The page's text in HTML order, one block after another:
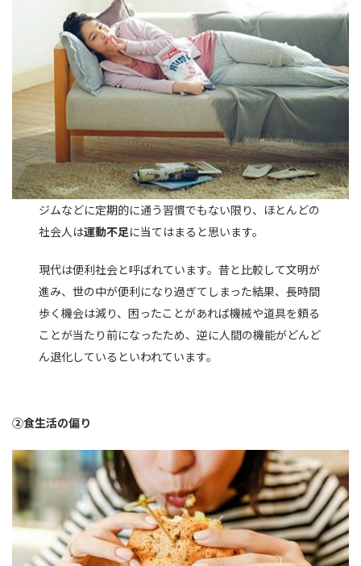
ジムなどに定期的に通う習慣でもない限り、ほとんどの
社会人は運動不足に当てはまると思います。
現代は便利社会と呼ばれています。昔と比較して文明が
進み、世の中が便利になり過ぎてしまった結果、長時間
歩く機会は減り、困ったことがあれば機械や道具を頼る
ことが当たり前になったため、逆に人間の機能がどんど
ん退化しているといわれています。
②食生活の偏り